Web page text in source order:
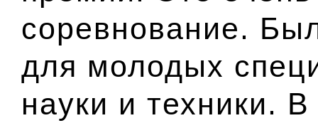
соревнование.
для молодых
науки и техники.